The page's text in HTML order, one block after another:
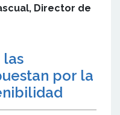
Director de
las
por la